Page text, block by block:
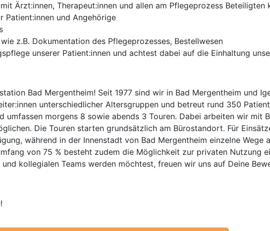
Ärzt:innen, Therapeut:innen und allen am Pflegeprozess Beteiligten
Patient:innen und Angehörige
z.B. Dokumentation des Pflegeprozesses, Bestellwesen
unserer Patient:innen und achtest dabei auf die Einhaltung
Bad Mergentheim! Seit 1977 sind wir in Bad Mergentheim und
unterschiedlicher Altersgruppen und betreut rund 350
morgens 8 sowie abends 3 Touren. Dabei arbeiten wir mit
Die Touren starten grundsätzlich am Bürostandort. Für
während in der Innenstadt von Bad Mergentheim einzelne Wege
von 75 % besteht zudem die Möglichkeit zur privaten Nutzung
kollegialen Teams werden möchtest, freuen wir uns auf Deine